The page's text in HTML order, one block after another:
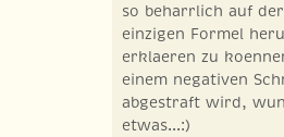
so beharrlich auf
einzigen Formel
erklaeren zu
einem negativen
abgestraft wird,
etwas...:)